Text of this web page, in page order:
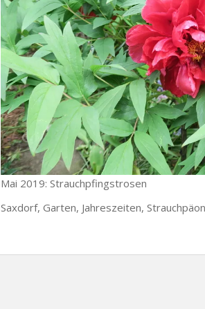
Mai 2019: Strauchpfingstrosen
Saxdorf, Garten, Jahreszeiten,